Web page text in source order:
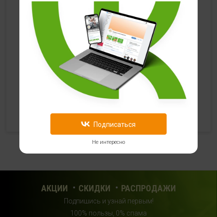
HealthStore в ТРЦ "Ковров-Молл"
г. Ковров, ул. Лопатина 7а, второй этаж, слева от
магазина "СпортМастер"
+ 7 (903) 645-25-85
с 10:00 до 21:00 (без выходных)
HealthStore + ФИТНЕС-БАР в ТРЦ "Красный кит"
г. Мытищи, Шараповский проезд, вл. 2, третий этаж,
с 10:00 до 22:00 (без выходных)
г.Москва, 23 км, Киевское шоссе, 1, второй этаж, рядом с
+7 (963) 682-32- 02
с 10:00 до 22:00 (без выходных)
АКЦИИ СКИДКИ РАСПРОДАЖИ
Подпишись и узнай первым!
100% пользы, 0% спама
Подписаться
Не интересно